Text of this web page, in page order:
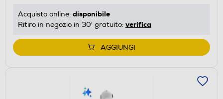
Acquisto online: disponibile
Ritiro in negozio in 30' gratuito: verifica
AGGIUNGI